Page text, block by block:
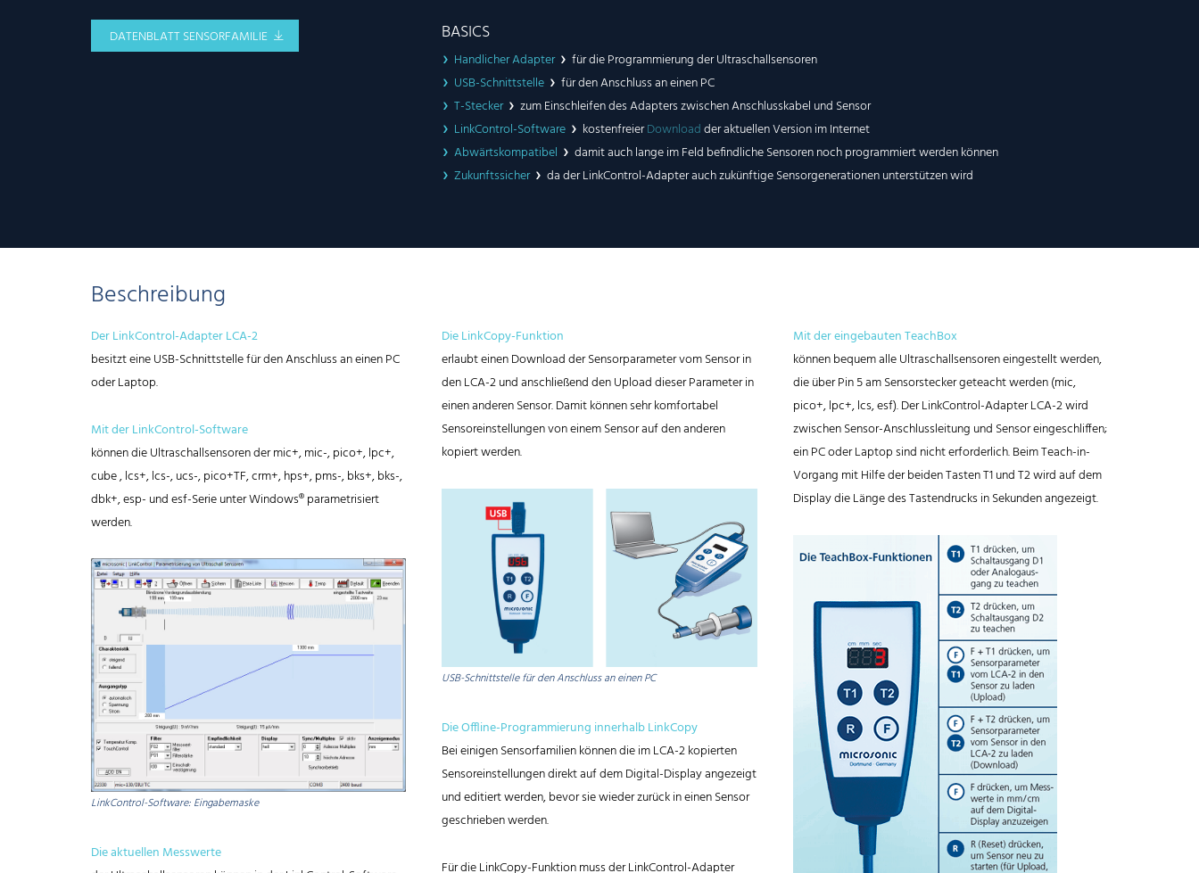
DATENBLATT SENSORFAMILIE BASICS
Handlicher Adapter
für die Programmierung der Ultraschallsensoren
USB-Schnittstelle
für den Anschluss an einen PC
T-Stecker
zum Einschleifen des Adapters zwischen Anschlusskabel und Sensor
LinkControl-Software
kostenfreierDownloadder aktuellen Version im Internet
Abwärtskompatibel
damit auch lange im Feld befindliche Sensoren noch programmiert werden können
Zukunftssicher
da der LinkControl-Adapter auch zukünftige Sensorgenerationen unterstützen wird
Beschreibung
Der LinkControl-Adapter LCA-2
besitzt eine USB-Schnittstelle für den Anschluss an einen PC
oder Laptop.
Mit der LinkControl-Software
können die Ultraschallsensoren der mic+, mic-, pico+, lpc+,
cube , lcs+, lcs-, ucs-, pico+TF, crm+, hps+, pms-, bks+, bks-,
dbk+, esp- und esf-Serie unter Windows® parametrisiert
werden.
LinkControl-Software: Eingabemaske
Die aktuellen Messwerte
Die LinkCopy-Funktion
erlaubt einen Download der Sensorparameter vom Sensor in
den LCA-2 und anschließend den Upload dieser Parameter in
einen anderen Sensor. Damit können sehr komfortabel
Sensoreinstellungen von einem Sensor auf den anderen
kopiert werden.
USB-Schnittstelle für den Anschluss an einen PC
Die Offline-Programmierung innerhalb LinkCopy
Bei einigen Sensorfamilien können die im LCA-2 kopierten
Sensoreinstellungen direkt auf dem Digital-Display angezeigt
und editiert werden, bevor sie wieder zurück in einen Sensor
geschrieben werden.
Für die LinkCopy-Funktion muss der LinkControl-Adapter
Mit der eingebauten TeachBox
können bequem alle Ultraschallsensoren eingestellt werden,
die über Pin 5 am Sensorstecker geteacht werden (mic,
pico+, lpc+, lcs, esf). Der LinkControl-Adapter LCA-2 wird
zwischen Sensor-Anschlussleitung und Sensor eingeschliffen;
ein PC oder Laptop sind nicht erforderlich. Beim Teach-in-
Vorgang mit Hilfe der beiden Tasten T1 und T2 wird auf dem
Display die Länge des Tastendrucks in Sekunden angezeigt.